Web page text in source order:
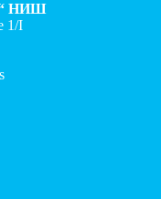
НИШ
1/I